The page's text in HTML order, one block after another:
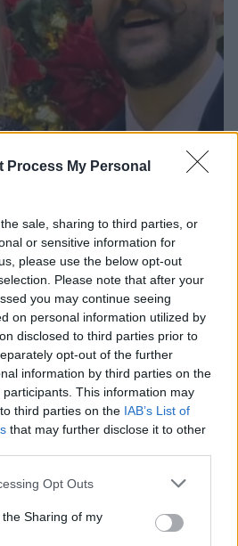
Process My Personal
sale, sharing to third parties, or
or sensitive information for
please use the below opt-out
Please note that after your
you may continue seeing
on personal information utilized by
disclosed to third parties prior to
opt-out of the further
information by third parties on the
participants. This information may
third parties on the IAB’s List of
that may further disclose it to other
app uses one or more Google
usage behaviour. You may click to
Google and its third-party tags to
Opt Outs
Sharing of my
για J2US: Ίσως η Φωτεινή
που δεν πήραν τη νίκη με τον
τα παιδιά» επισήμανε ο